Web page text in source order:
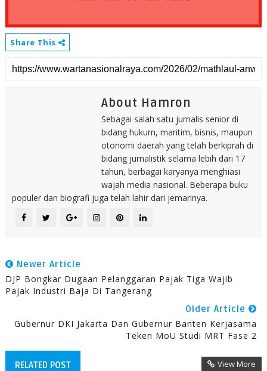
Share This
About Hamron
Sebagai salah satu jurnalis senior di
bidang hukum, maritim, bisnis, maupun
otonomi daerah yang telah berkiprah di
bidang jurnalistik selama lebih dari 17
tahun, berbagai karyanya menghiasi
wajah media nasional. Beberapa buku
populer dan biografi juga telah lahir dari jemarinya.
Newer Article
DJP Bongkar Dugaan Pelanggaran Pajak Tiga Wajib
Pajak Industri Baja Di Tangerang
Older Article
Gubernur DKI Jakarta Dan Gubernur Banten Kerjasama
Teken MoU Studi MRT Fase 2
RELATED POST View More